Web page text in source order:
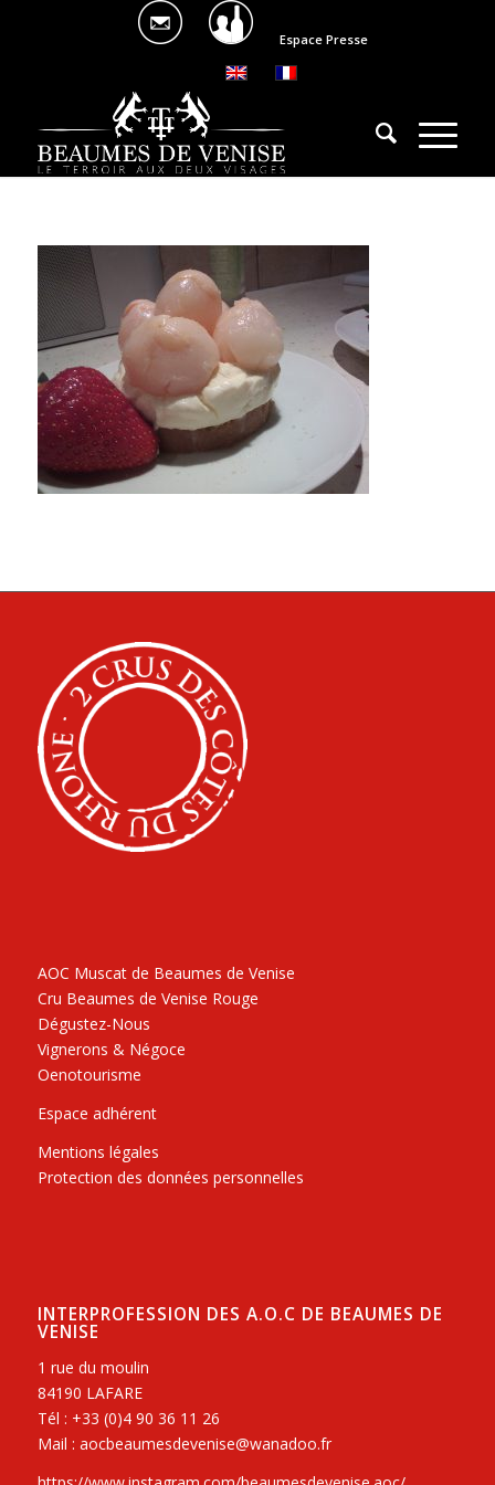
Espace Presse
AOC Muscat de Beaumes de Venise
Cru Beaumes de Venise Rouge
Dégustez-Nous
Vignerons & Négoce
Oenotourisme
Espace adhérent
Mentions légales
Protection des données personnelles
INTERPROFESSION DES A.O.C DE BEAUMES DE
VENISE
1 rue du moulin
84190 LAFARE
Tél : +33 (0)4 90 36 11 26
Mail : aocbeaumesdevenise@wanadoo.fr